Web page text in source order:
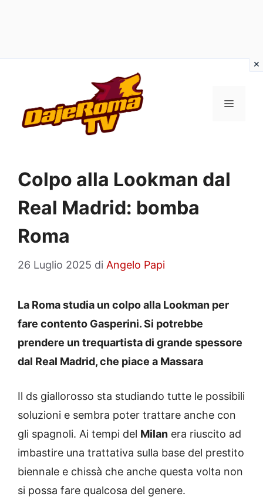
contenuto
MENU
Colpo alla Lookman dal
Real Madrid: bomba
Roma
26 Luglio 2025 di Angelo Papi
La Roma studia un colpo alla Lookman per
fare contento Gasperini. Si potrebbe
prendere un trequartista di grande spessore
dal Real Madrid, che piace a Massara
Il ds giallorosso sta studiando tutte le possibili
soluzioni e sembra poter trattare anche con
gli spagnoli. Ai tempi del Milan era riuscito ad
imbastire una trattativa sulla base del prestito
biennale e chissà che anche questa volta non
si possa fare qualcosa del genere.